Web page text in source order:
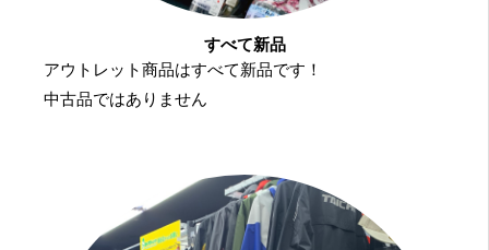
すべて新品
アウトレット商品はすべて新品です！
中古品ではありません